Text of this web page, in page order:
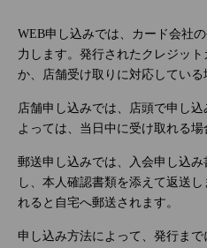
WEB申し込みでは、カード会社
力します。発行されたクレジッ
か、店舗受け取りに対応している
店舗申し込みでは、店頭で申し
よっては、当日中に受け取れる場
郵送申し込みでは、入会申し込
し、本人確認書類を添えて返送
れると自宅へ郵送されます。
申し込み方法によって、発行ま